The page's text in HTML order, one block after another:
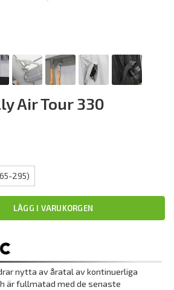
Air Tour 330
295)
LÄGG I VARUKORGEN
nytta av åratal av kontinuerliga
är fullmatad med de senaste